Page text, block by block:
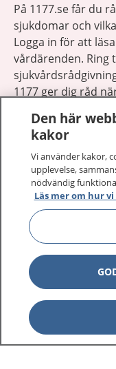
På 1177.se får du
sjukdomar och
Logga in för att
vårdärenden. Ring
1177 ger dig råd
1177 på flera språk
Om 1177
Kontakt
Behandling av
Hantering av kakor
Den här
kakor
Vi använder kakor,
upplevelse,
nödvändig
Läs mer om hur